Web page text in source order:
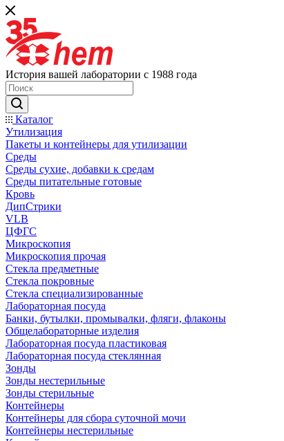
История вашей лаборатории с 1988 года
Каталог
Утилизация
Пакеты и контейнеры для утилизации
Среды
Среды сухие, добавки к средам
Среды питательные готовые
Кровь
ДипСтрики
VLB
ЦФГС
Микроскопия
Микроскопия прочая
Стекла предметные
Стекла покровные
Стекла специализированные
Лабораторная посуда
Банки, бутылки, промывалки, фляги, флаконы
Общелабораторные изделия
Лабораторная посуда пластиковая
Лабораторная посуда стеклянная
Зонды
Зонды нестерильные
Зонды стерильные
Контейнеры
Контейнеры для сбора суточной мочи
Контейнеры нестерильные